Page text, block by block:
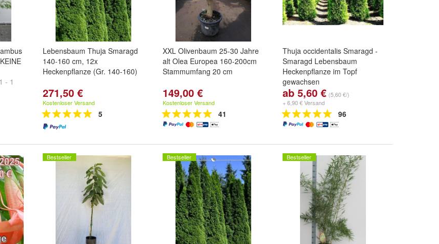
- 1
Lebensbaum Thuja Smaragd
140-160 cm, 12x
Heckenpflanze (Gr. 140-160)
271,50 €
Kostenloser Versand
5
XXL Olivenbaum 25-30 Jahre
alt Olea Europea 160-200cm
Stammumfang 20 cm
149,00 €
Kostenloser Versand
41
Thuja occidentalis Smaragd -
Smaragd Lebensbaum
Heckenpflanze im Topf
gewachsen
Größe:P10,50 - 1 Liter ca. 45
ca. 50 cm,80-100 cm
weitere ...
ab 5,60 € (5,60 €/)
+ 6,90 € Versand
96
Bestseller Bestseller Bestseller